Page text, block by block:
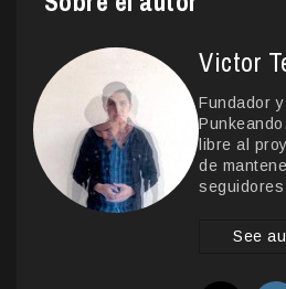
Victor
Fundador
libre al
de
See